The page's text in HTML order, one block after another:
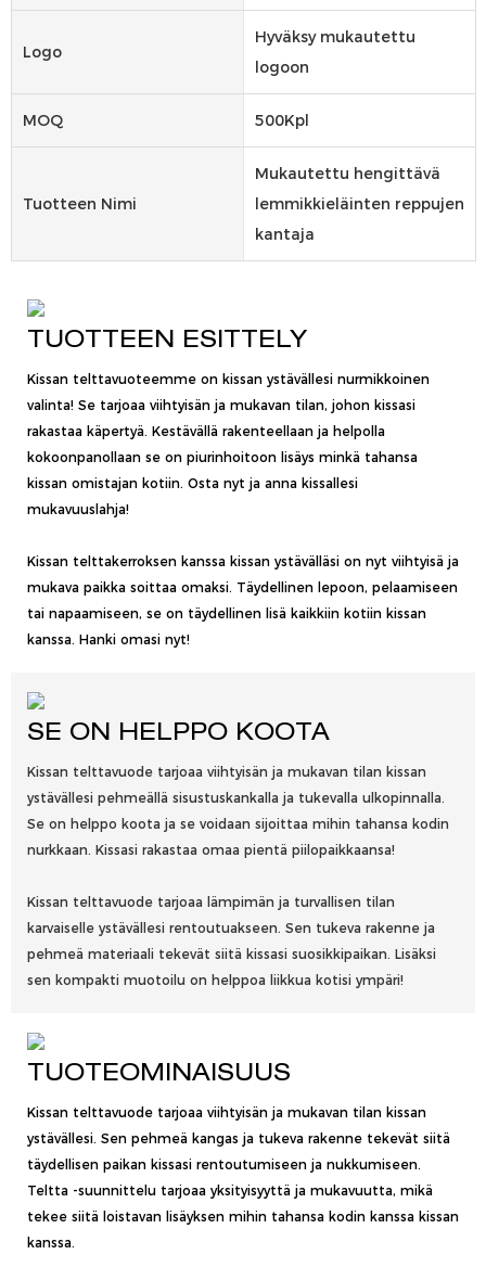
Logo
Hyväksy mukautettu
logoon
MOQ 500Kpl
Tuotteen Nimi
Mukautettu hengittävä
lemmikkieläinten reppujen
kantaja
TUOTTEEN ESITTELY
Kissan telttavuoteemme on kissan ystävällesi nurmikkoinen
valinta! Se tarjoaa viihtyisän ja mukavan tilan, johon kissasi
rakastaa käpertyä. Kestävällä rakenteellaan ja helpolla
kokoonpanollaan se on piurinhoitoon lisäys minkä tahansa
kissan omistajan kotiin. Osta nyt ja anna kissallesi
mukavuuslahja!
Kissan telttakerroksen kanssa kissan ystävälläsi on nyt viihtyisä ja
mukava paikka soittaa omaksi. Täydellinen lepoon, pelaamiseen
tai napaamiseen, se on täydellinen lisä kaikkiin kotiin kissan
kanssa. Hanki omasi nyt!
SE ON HELPPO KOOTA
Kissan telttavuode tarjoaa viihtyisän ja mukavan tilan kissan
ystävällesi pehmeällä sisustuskankalla ja tukevalla ulkopinnalla.
Se on helppo koota ja se voidaan sijoittaa mihin tahansa kodin
nurkkaan. Kissasi rakastaa omaa pientä piilopaikkaansa!
Kissan telttavuode tarjoaa lämpimän ja turvallisen tilan
karvaiselle ystävällesi rentoutuakseen. Sen tukeva rakenne ja
pehmeä materiaali tekevät siitä kissasi suosikkipaikan. Lisäksi
sen kompakti muotoilu on helppoa liikkua kotisi ympäri!
TUOTEOMINAISUUS
Kissan telttavuode tarjoaa viihtyisän ja mukavan tilan kissan
ystävällesi. Sen pehmeä kangas ja tukeva rakenne tekevät siitä
täydellisen paikan kissasi rentoutumiseen ja nukkumiseen.
Teltta -suunnittelu tarjoaa yksityisyyttä ja mukavuutta, mikä
tekee siitä loistavan lisäyksen mihin tahansa kodin kanssa kissan
kanssa.